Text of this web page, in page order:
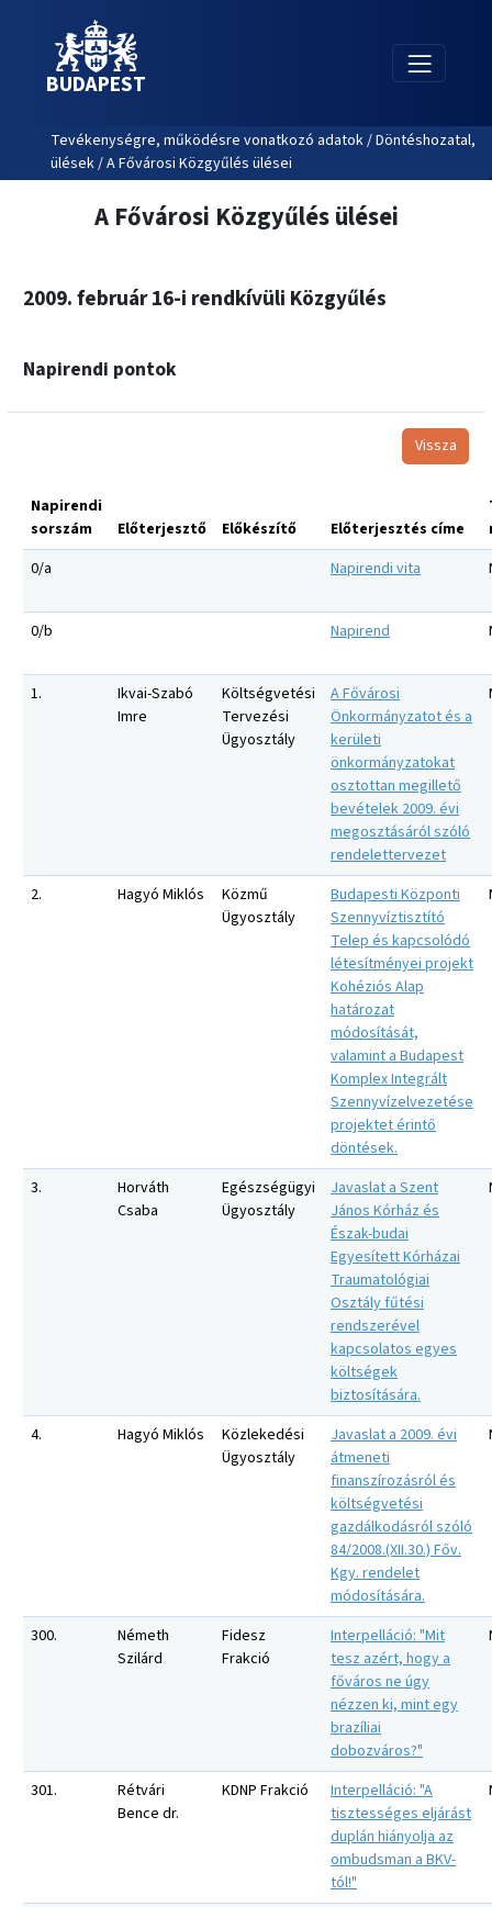
BUDAPEST
Tevékenységre, működésre vonatkozó adatok / Döntéshozatal,
ülések / A Fővárosi Közgyűlés ülései
A Fővárosi Közgyűlés ülései
2009. február 16-i rendkívüli Közgyűlés
Napirendi pontok
Vissza
Napirendi
sorszám
Előterjesztő Előkészítő Előterjesztés címe
0/a
Napirendi vita
0/b Napirend
1.
Ikvai-Szabó
Imre
Költségvetési
Tervezési
Ügyosztály
A Fővárosi
Önkormányzatot és a
kerületi
önkormányzatokat
osztottan megillető
bevételek 2009. évi
megosztásáról szóló
rendelettervezet
2. Hagyó Miklós
Közmű
Ügyosztály
Budapesti Központi
Szennyvíztisztító
Telep és kapcsolódó
létesítményei projekt
Kohéziós Alap
határozat
módosítását,
valamint a Budapest
Komplex Integrált
Szennyvízelvezetése
projektet érintő
döntések.
3.
Horváth
Csaba
Egészségügyi
Ügyosztály
Javaslat a Szent
János Kórház és
Észak-budai
Egyesített Kórházai
Traumatológiai
Osztály fűtési
rendszerével
kapcsolatos egyes
költségek
biztosítására.
4. Hagyó Miklós
Közlekedési
Ügyosztály
Javaslat a 2009. évi
átmeneti
finanszírozásról és
költségvetési
gazdálkodásról szóló
84/2008.(XII.30.) Főv.
Kgy. rendelet
módosítására.
300.
Németh
Szilárd
Fidesz
Frakció
Interpelláció: "Mit
tesz azért, hogy a
főváros ne úgy
nézzen ki, mint egy
brazíliai
dobozváros?"
301.
Rétvári
Bence dr.
KDNP Frakció
Interpelláció: "A
tisztességes eljárást
duplán hiányolja az
ombudsman a BKV-
tól!"